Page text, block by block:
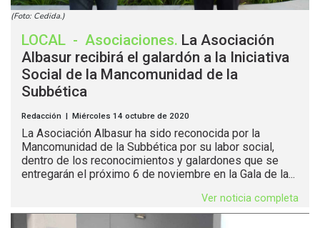
(Foto: Cedida.)
LOCAL - Asociaciones. La Asociación
Albasur recibirá el galardón a la Iniciativa
Social de la Mancomunidad de la
Subbética
Redacción | Miércoles 14 octubre de 2020
La Asociación Albasur ha sido reconocida por la
Mancomunidad de la Subbética por su labor social,
dentro de los reconocimientos y galardones que se
entregarán el próximo 6 de noviembre en la Gala de la...
Ver noticia completa